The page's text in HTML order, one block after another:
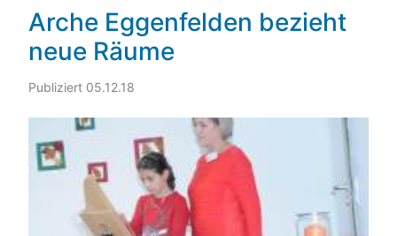
Arche Eggenfelden bezieht
neue Räume
Publiziert 05.12.18